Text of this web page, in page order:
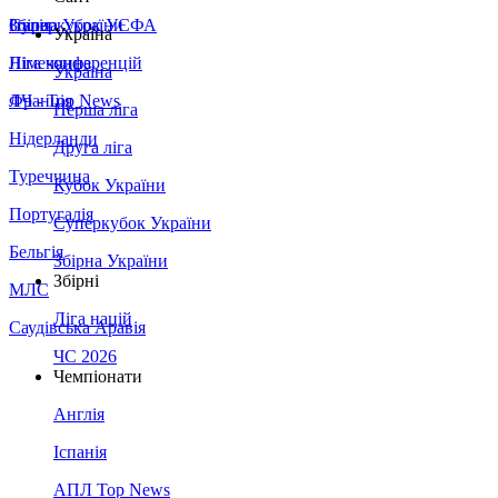
Збірна України
Італія
Німеччина
Франція
Нідерланди
Туреччина
Португалія
Бельгія
МЛС
Саудівська Аравія
Суперкубок УЄФА
Ліга конференцій
ЛЧ - Top News
Україна
Україна
Перша ліга
Друга ліга
Кубок України
Суперкубок України
Збірна України
Збірні
Ліга націй
ЧС 2026
Чемпіонати
Англія
Іспанія
АПЛ Top News